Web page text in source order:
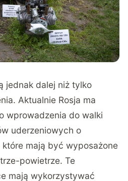
jednak dalej niż tylko
Aktualnie Rosja ma
wprowadzenia do walki
uderzeniowych o
mają być wyposażone
powietrze. Te
mają wykorzystywać